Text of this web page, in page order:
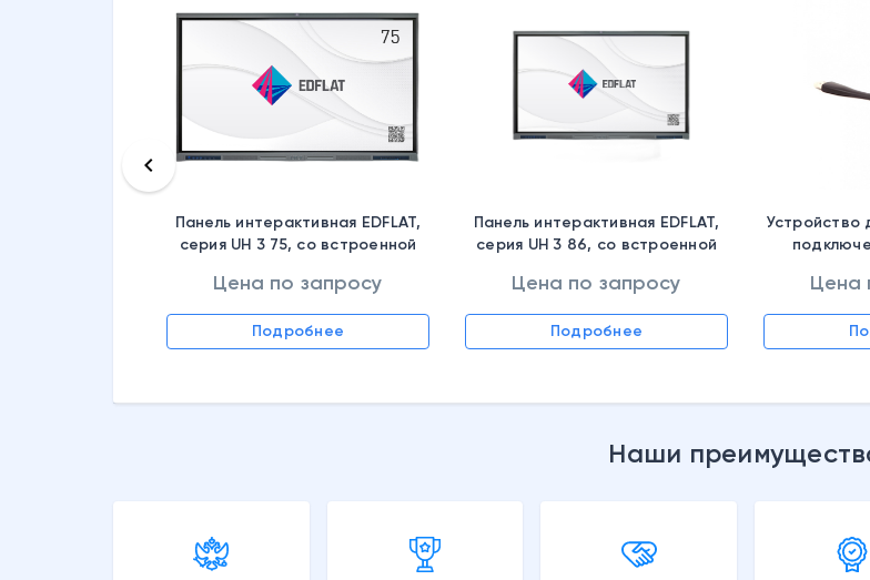
Панель интерактивная EDFLAT,
серия UH 3 75, со встроенной
Цена по запросу
Подробнее
Панель интерактивная EDFLAT,
серия UH 3 86, со встроенной
Цена по запросу
Подробнее
Устройство
Цена
keyboard_arrow_left
Наши